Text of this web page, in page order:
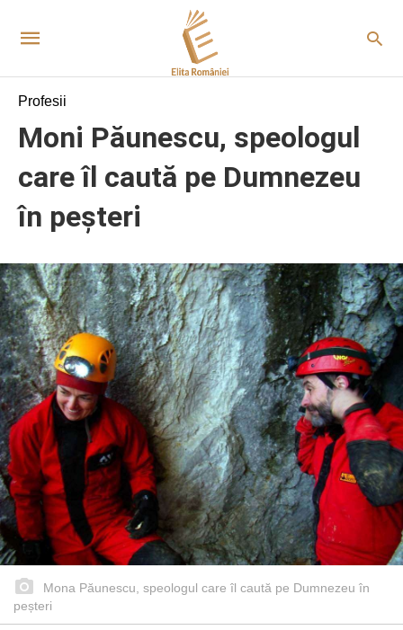
Profesii
Moni Păunescu, speologul
care îl caută pe Dumnezeu
în peșteri
Mona Păunescu, speologul care îl caută pe Dumnezeu în
peșteri